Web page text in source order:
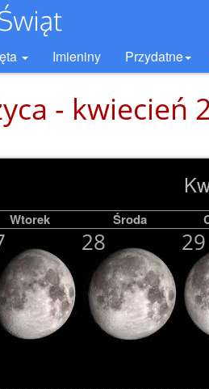
Imieniny Przydatne
- kwiecień
Wtorek Środa
28 29